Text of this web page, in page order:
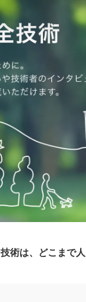
技術は、どこまで人